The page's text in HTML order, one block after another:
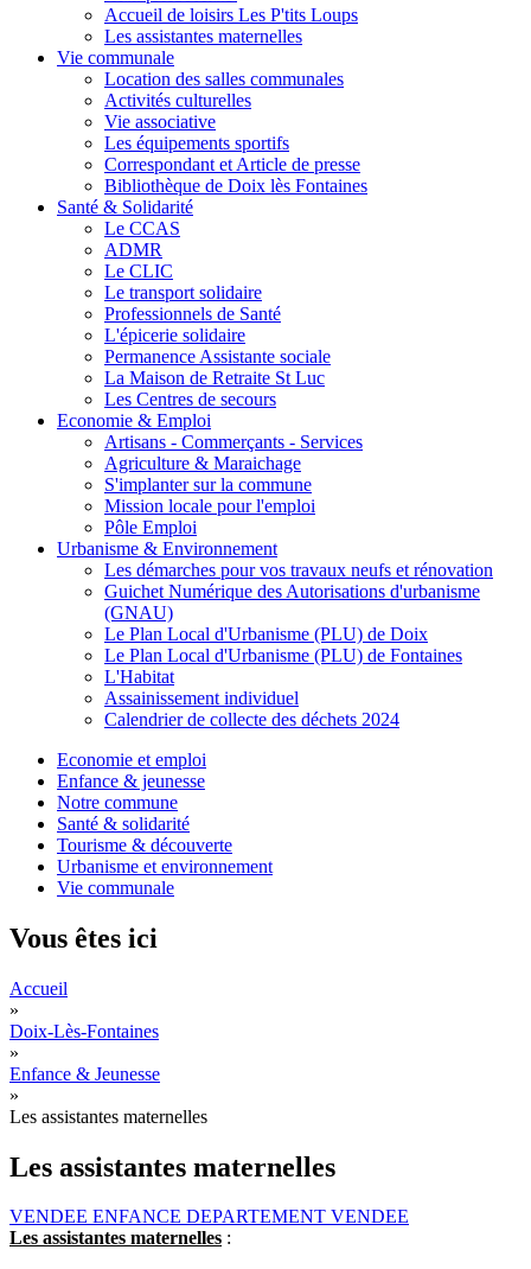
Accueil de loisirs Les P'tits Loups
Les assistantes maternelles
Vie communale
Location des salles communales
Activités culturelles
Vie associative
Les équipements sportifs
Correspondant et Article de presse
Bibliothèque de Doix lès Fontaines
Santé & Solidarité
Le CCAS
ADMR
Le CLIC
Le transport solidaire
Professionnels de Santé
L'épicerie solidaire
Permanence Assistante sociale
La Maison de Retraite St Luc
Les Centres de secours
Economie & Emploi
Artisans - Commerçants - Services
Agriculture & Maraichage
S'implanter sur la commune
Mission locale pour l'emploi
Pôle Emploi
Urbanisme & Environnement
Les démarches pour vos travaux neufs et rénovation
Guichet Numérique des Autorisations d'urbanisme
(GNAU)
Le Plan Local d'Urbanisme (PLU) de Doix
Le Plan Local d'Urbanisme (PLU) de Fontaines
L'Habitat
Assainissement individuel
Calendrier de collecte des déchets 2024
Economie et emploi
Enfance & jeunesse
Notre commune
Santé & solidarité
Tourisme & découverte
Urbanisme et environnement
Vie communale
Vous êtes ici
Accueil
»
Doix-Lès-Fontaines
»
Enfance & Jeunesse
»
Les assistantes maternelles
Les assistantes maternelles
VENDEE ENFANCE DEPARTEMENT VENDEE
Les assistantes maternelles :